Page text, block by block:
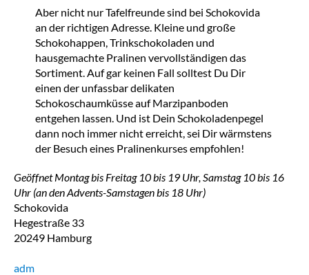
Aber nicht nur Tafelfreunde sind bei Schokovida
an der richtigen Adresse. Kleine und große
Schokohappen, Trinkschokoladen und
hausgemachte Pralinen vervollständigen das
Sortiment. Auf gar keinen Fall solltest Du Dir
einen der unfassbar delikaten
Schokoschaumküsse auf Marzipanboden
entgehen lassen. Und ist Dein Schokoladenpegel
dann noch immer nicht erreicht, sei Dir wärmstens
der Besuch eines Pralinenkurses empfohlen!
Geöffnet Montag bis Freitag 10 bis 19 Uhr, Samstag 10 bis 16
Uhr (an den Advents-Samstagen bis 18 Uhr)
Schokovida
Hegestraße 33
20249 Hamburg
adm